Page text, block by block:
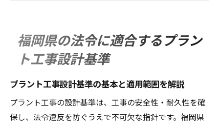
地域独自のルールがプラント工事に及ぼす
実際例
建築基準法第22条を押さえたプラント工事計画
術
建築基準法第22条とプラント工事の関連性
福岡県の法令に適合するプラン
ト工事設計基準
プラント工事設計基準の基本と適用範囲を解説
プラント工事の設計基準は、工事の安全性・耐久性を確
保し、法令違反を防ぐうえで不可欠な指針です。福岡県